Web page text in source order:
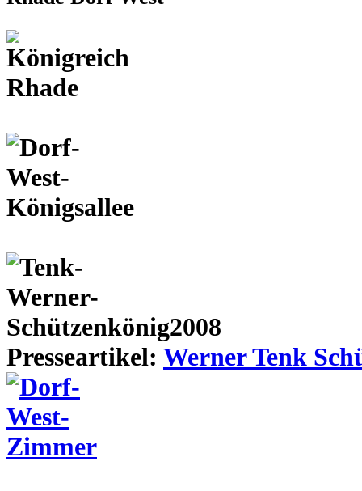
Presseartikel: Werner Tenk